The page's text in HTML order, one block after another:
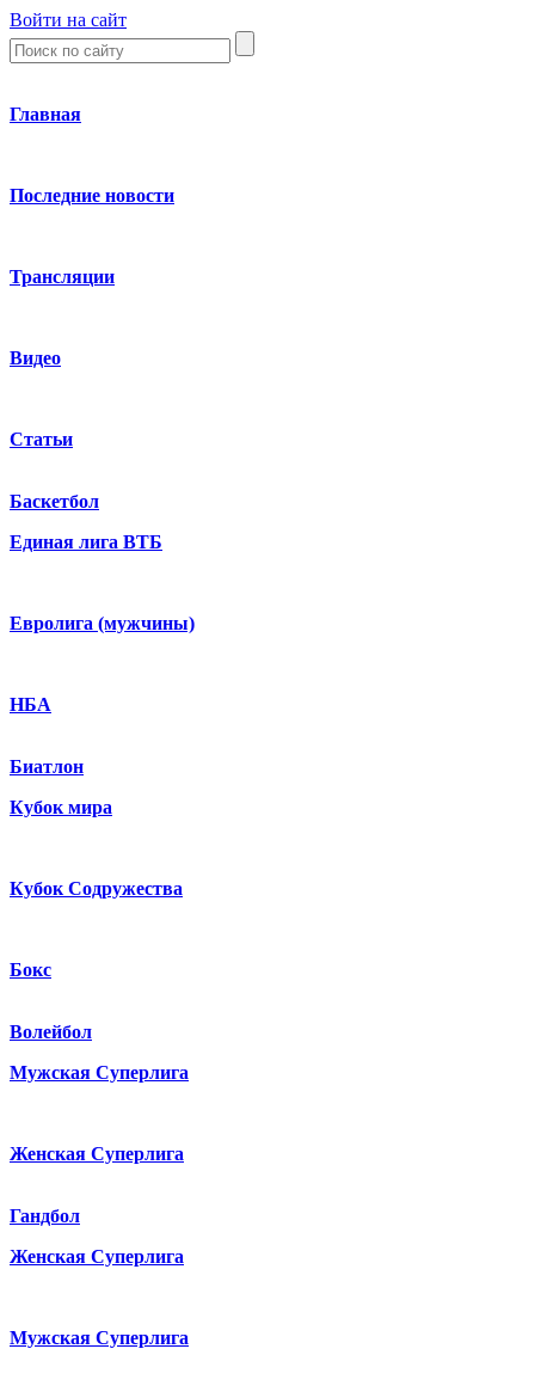
Войти на сайт
Главная
Последние новости
Трансляции
Видео
Статьи
Баскетбол
Единая лига ВТБ
Евролига (мужчины)
НБА
Биатлон
Кубок мира
Кубок Содружества
Бокс
Волейбол
Мужская Суперлига
Женская Суперлига
Гандбол
Женская Суперлига
Мужская Суперлига